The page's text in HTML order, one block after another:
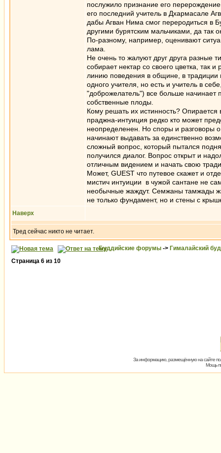
послужило признание его
его последний учитель в Дхармасале
дабы Агван Нима смог переродиться в
другими бурятским мальчиками, да так
По-разному, например, оценивают
лама.
Не очень то жалуют друг друга разные
собирает нектар со своего цветка,
линию поведения в общине, в традиции
одного учителя, но есть и учитель в
"доброжелатель") все больше начинает
собственные плоды.
Кому решать их истинность? Опирается
праджна-интуиция редко кто может
неопределенен. Но споры и разговоры
начинают выдавать за единственно
сложный вопрос, который пытался
получился диалог. Вопрос открыт и
отличным видением и начать свою
Может, GUEST что путевое скажет и
мистич интуиции в чужой сантане не
необычные жаждут. Семжаны тамжады
не только фундамент, но и стены с
Наверх
Тред сейчас никто не читает.
Буддийские форумы -> Гималайский
Страница 6 из 10
За информацию, размещённую на сайте
Мощь